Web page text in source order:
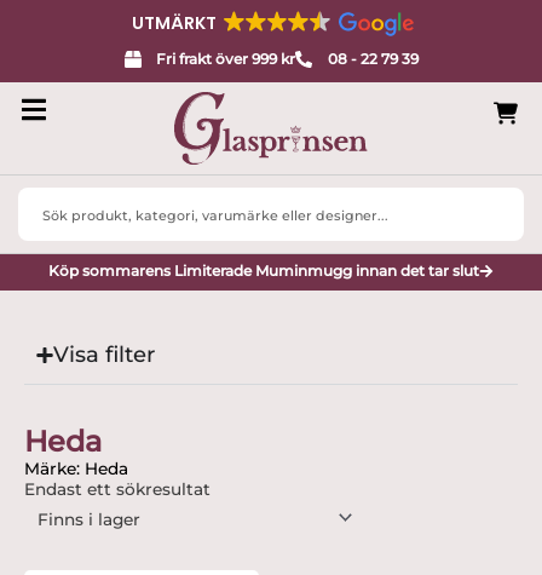
UTMÄRKT
Fri frakt över 999 kr 08 - 22 79 39
Search
Köp sommarens Limiterade Muminmugg innan det tar slut
Visa filter
Heda
Märke: Heda
Endast ett sökresultat